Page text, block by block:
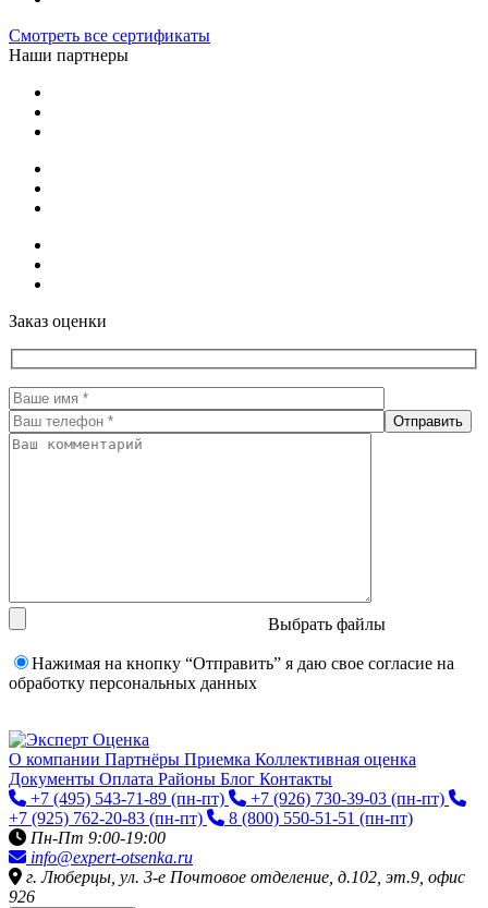
Смотреть все сертификаты
Наши партнеры
Заказ оценки
Выбрать файлы
Нажимая на кнопку “Отправить” я даю свое согласие на
обработку персональных данных
О компании Партнёры Приемка Коллективная оценка
Документы Оплата Районы Блог Контакты
+7 (495) 543-71-89 (пн-пт) +7 (926) 730-39-03 (пн-пт)
+7 (925) 762-20-83 (пн-пт) 8 (800) 550-51-51 (пн-пт)
Пн-Пт 9:00-19:00
info@expert-otsenka.ru
г. Люберцы, ул. 3-е Почтовое отделение, д.102, эт.9, офис
926